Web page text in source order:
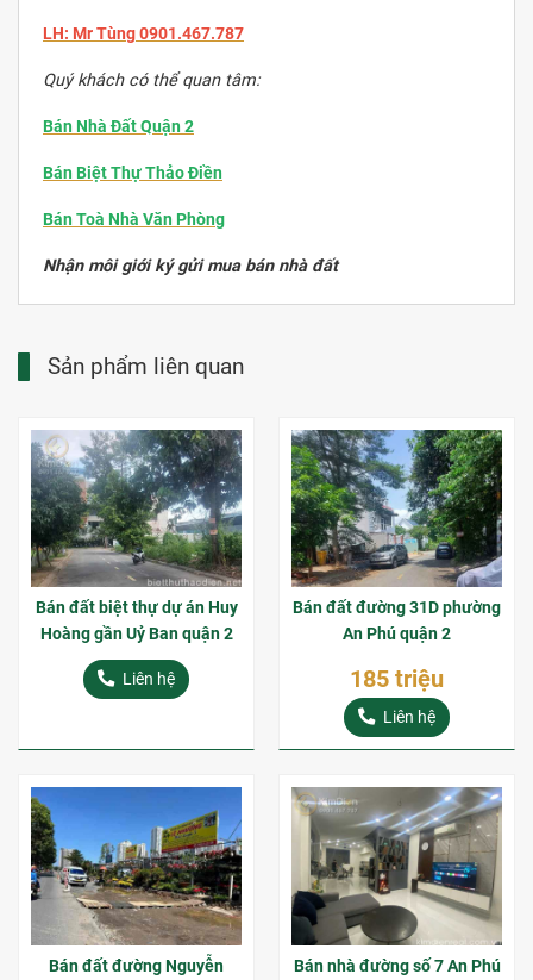
LH: Mr Tùng0901.467.787
Quý khách có thể quan tâm:
Bán Nhà Đất Quận 2
Bán Biệt Thự Thảo Điền
Bán Toà Nhà Văn Phòng
Nhận môi giới ký gửi mua bán nhà đất
Sản phẩm liên quan
Bán đất biệt thự dự án Huy
Hoàng gần Uỷ Ban quận 2
Liên hệ
Bán đất đường 31D phường
An Phú quận 2
185 triệu
Liên hệ
Bán đất đường Nguyễn Bán nhà đường số 7 An Phú